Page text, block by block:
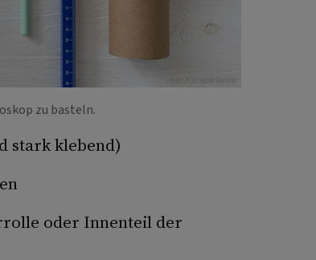
Foto: Michaela Gabler
zu basteln.
stark klebend)
oder Innenteil der